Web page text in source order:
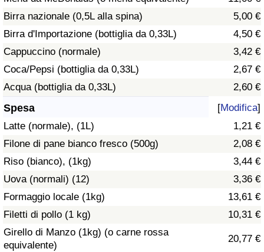
Birra nazionale (0,5L alla spina)
5,00 €
Birra d'Importazione (bottiglia da 0,33L)
4,50 €
Cappuccino (normale)
3,42 €
Coca/Pepsi (bottiglia da 0,33L)
2,67 €
Acqua (bottiglia da 0,33L)
2,60 €
Spesa [Modifica]
Latte (normale), (1L)
1,21 €
Filone di pane bianco fresco (500g)
2,08 €
Riso (bianco), (1kg)
3,44 €
Uova (normali) (12)
3,36 €
Formaggio locale (1kg)
13,61 €
Filetti di pollo (1 kg)
10,31 €
Girello di Manzo (1kg) (o carne rossa
equivalente)
20,77 €
ad Aqaba
Criminalità
Indice del Tasso di Criminalità (Corrente)
Indice della Criminalità
Indice di criminalità per paese
Indice dell’Assistenza Sanitaria (Corrente)
Indice dell’Assistenza Sanitaria
Indice dell’Assistenza Sanitaria per
Nazione